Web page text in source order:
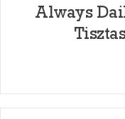
Always